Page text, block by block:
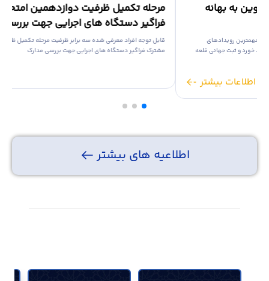
یادداشتی از محمد نوذری استاندار قزوین به بهانه
برگزاری اجلاس کمیته میراث...
«به نام خداوند بخشاینده مهربان» در روزهای آینده یکی از مهمترین رویدادهای
فرهنگی ، اجتماعی و اقتصادی برای قزوین تاریخی رقم خواهد خورد و ثبت جهانی قلعه
اطلاعیه های بیشتر